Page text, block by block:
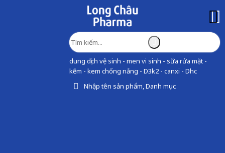
dung dịch vệ sinh - men vi sinh - sữa rửa mặt -
kẽm - kem chống nắng - D3k2 - canxi - Dhc
Nhập tên sản phẩm, Danh mục